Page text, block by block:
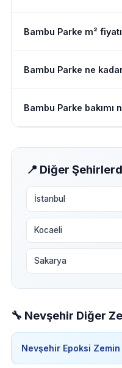
Bambu Parke m²
Bambu Parke ne kadar
Bambu Parke bakımı
📍 Diğer
İstanbul
Kocaeli
Sakarya
🔧 Nevşehir Diğer
Nevşehir Epoksi